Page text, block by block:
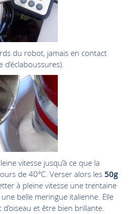
du robot, jamais en contact
vitesse jusqu’à ce que la
de 40°C. Verser alors les 50g
à pleine vitesse une trentaine
belle meringue italienne. Elle
et être bien brillante.